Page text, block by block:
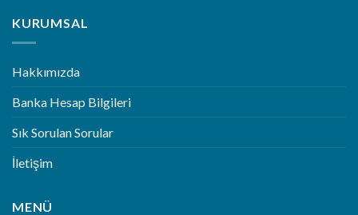
KURUMSAL
Hakkımızda
Banka Hesap Bilgileri
Sık Sorulan Sorular
İletişim
MENÜ